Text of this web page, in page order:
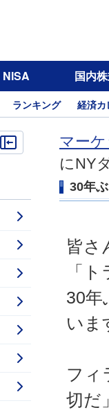
NISA 国内
ランキング 経済
マー
にNY
30年
皆さ
「
30年
いま
フィ
切だ